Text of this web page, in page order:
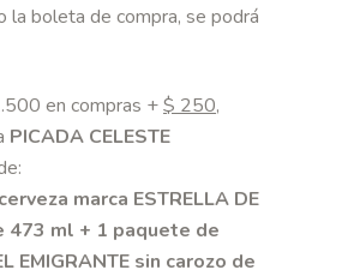
la boleta de compra, se podrá
en compras +$ 250,
PICADA CELESTE
marca ESTRELLA DE
473 ml + 1 paquete de
EMIGRANTE sin carozo de